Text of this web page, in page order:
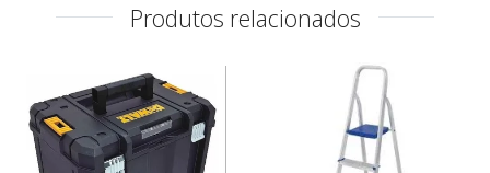
Produtos relacionados